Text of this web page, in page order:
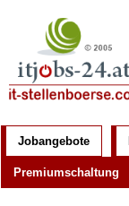
Jobangebote
Premiumschaltung